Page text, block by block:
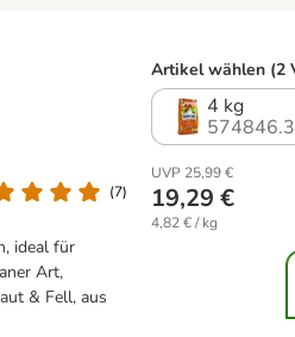
(7)
ideal für
Art,
& Fell, aus
Artikel wählen (2
4 kg
574846.3
UVP 25,99 €
19,29 €
4,82 € / kg